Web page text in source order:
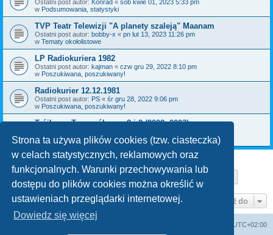
Strona ta używa plików cookies (tzw. ciasteczka)
w celach statystycznych, reklamowych oraz
funkcjonalnych. Warunki przechowywania lub
dostępu do plików cookies można określić w
ustawieniach przeglądarki internetowej.
Dowiedz się więcej
Ostatni post autor: Konrad « sob kwie 01, 2023 5:33 pm
w Podsumowania, statystyki
TVP Teatr Telewizji "A planety szaleją" Maanam
Ostatni post autor: bobby-x « pn lut 13, 2023 11:26 pm
w Tematy okołolistowe
LP Radiokuriera 1982
Ostatni post autor: kajman « czw gru 29, 2022 8:10 pm
w Poszukiwana, poszukiwany!
Radiokurier 12.12.1981
Ostatni post autor: PS « śr gru 28, 2022 9:06 pm
w Poszukiwana, poszukiwany!
Trójkowy Top ogólny nr 8 i 9 (2002, 2003)
w Poszukiwana, poszukiwany!
Znaleziono 709 wyników Strona 1z 29
3
Przejdź do
UTC+02:00